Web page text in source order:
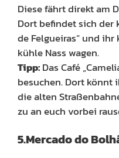
Diese fährt direkt am
Dort befindet sich der
de Felgueiras“ und
kühle Nass wagen.
Tipp:Das Café
besuchen. Dort könnt
die alten
zu an euch vorbei
5.Mercado do